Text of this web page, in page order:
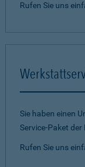
Rufen Sie uns
Sie haben einen
Service-Paket
Rufen Sie uns